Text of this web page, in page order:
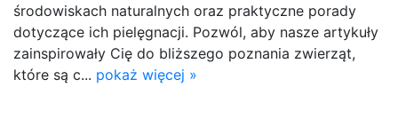
środowiskach naturalnych oraz praktyczne porady
dotyczące ich pielęgnacji. Pozwól, aby nasze artykuły
zainspirowały Cię do bliższego poznania zwierząt,
które są c... pokaż więcej »